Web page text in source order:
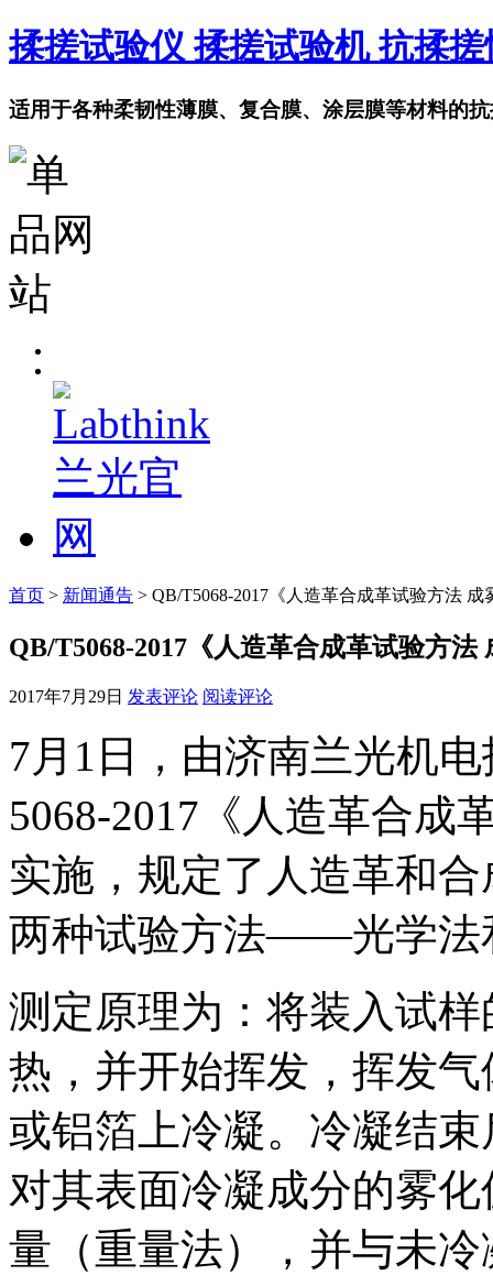
揉搓试验仪 揉搓试验机 抗揉
适用于各种柔韧性薄膜、复合膜、涂层膜等材料的
首页 > 新闻通告 > QB/T5068-2017《人造革合成革试验方法
QB/T5068-2017《人造革合成革试验方
2017年7月29日 发表评论 阅读评论
7月1日，由济南兰光机
5068-2017《人造革合成
实施，规定了人造革和
两种试验方法——光学法
测定原理为：将装入试
热，并开始挥发，挥发
或铝箔上冷凝。冷凝结
对其表面冷凝成分的雾
量（重量法），并与未